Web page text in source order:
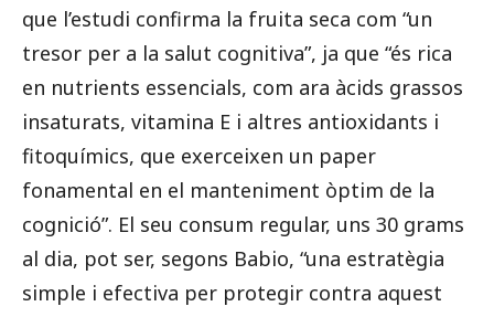
que l’estudi confirma la fruita seca com “un
tresor per a la salut cognitiva”, ja que “és rica
en nutrients essencials, com ara àcids grassos
insaturats, vitamina E i altres antioxidants i
fitoquímics, que exerceixen un paper
fonamental en el manteniment òptim de la
cognició”. El seu consum regular, uns 30 grams
al dia, pot ser, segons Babio, “una estratègia
simple i efectiva per protegir contra aquest